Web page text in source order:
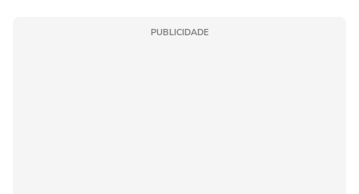
PUBLICIDADE